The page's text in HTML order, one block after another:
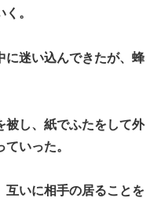
。
迷い込んできたが、蜂
し、紙でふたをして外
いった。
いに相手の居ることを